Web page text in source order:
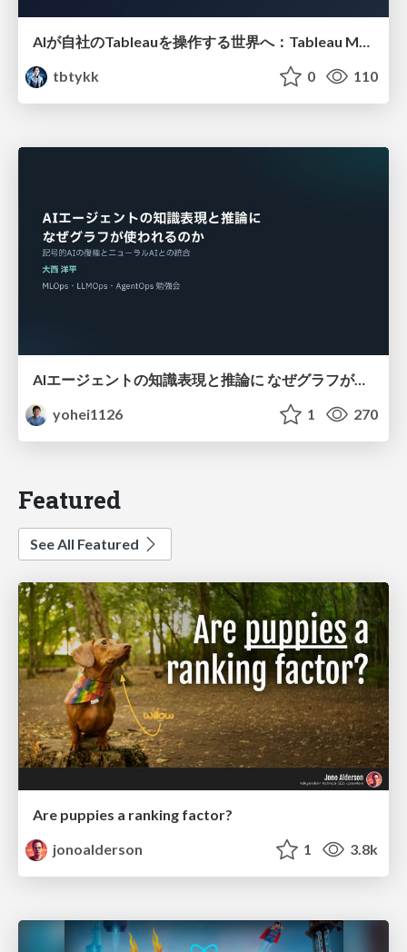
tbtykk
0 110
AIエージェントの知識表現と推論に なぜグラフが使われるのか - 記号的AIの復権とニューラルAIとの統合
yohei1126
1 270
Featured
See All Featured
Are puppies a ranking factor?
jonoalderson
1 3.8k